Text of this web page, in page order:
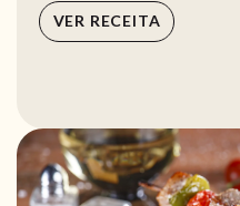
VER RECEITA